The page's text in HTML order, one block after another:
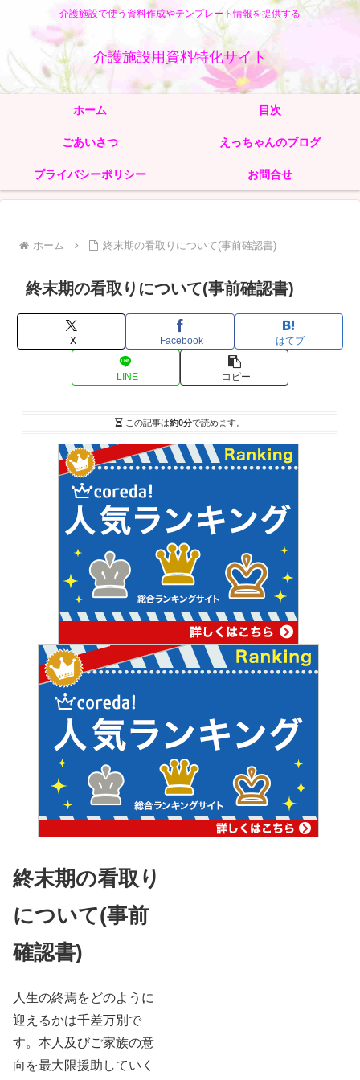
介護施設で使う資料作成やテンプレート情報を提供する
介護施設用資料特化サイト
ホーム 目次
ごあいさつ えっちゃんのブログ
プライバシーポリシー お問合せ
ホーム 終末期の看取りについて(事前確認書)
終末期の看取りについて(事前確認書)
X Facebook はてブ
LINE コピー
この記事は約0分で読めます。
終末期の看取り
について(事前
確認書)
人生の終焉をどのように
迎えるかは千差万別で
す。本人及びご家族の意
向を最大限援助していく